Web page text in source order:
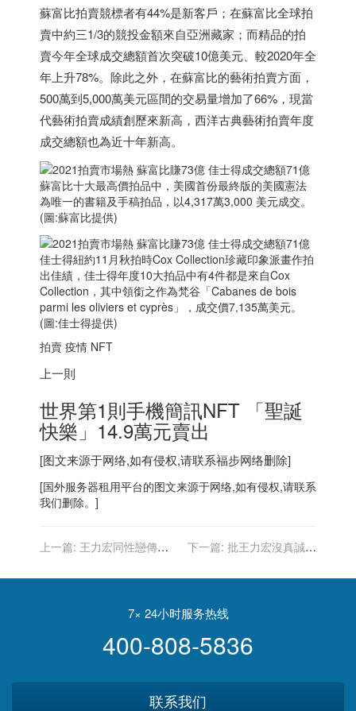
蘇富比拍賣競標者有44%是新客戶；在蘇富比全球拍
賣中約三1/3的競投金額來自亞洲藏家；而精品的拍
賣今年全球成交總額首次突破10億美元、較2020年全
年上升78%。除此之外，在蘇富比的藝術拍賣方面，
500萬到5,000萬美元區間的交易量增加了66%，現當
代藝術拍賣成績創歷來新高，西洋古典藝術拍賣年度
成交總額也為近十年新高。
蘇富比十大最高價拍品中，美國首份最終版的美國憲法
為唯一的書籍及手稿拍品，以4,317萬3,000 美元成交。
(圖:蘇富比提供)
佳士得紐約11月秋拍時Cox Collection珍藏印象派畫作拍
出佳績，佳士得年度10大拍品中有4件都是來自Cox
Collection，其中領銜之作為梵谷「Cabanes de bois
parmi les oliviers et cyprès」，成交價7,135萬美元。
(圖:佳士得提供)
拍賣 疫情 NFT
上一則
世界第1則手機簡訊NFT 「聖誕
快樂」14.9萬元賣出
[图文来源于网络,如有侵权,请联系福步网络删除]
[国外服务器租用平台的图文来源于网络,如有侵权,请联系
我们删除。]
上一篇: 王力宏同性戀傳聞
公司騙了
下一篇: 批王力宏沒真誠道
豪宅
7× 24小时服务热线
400-808-5836
联系我们